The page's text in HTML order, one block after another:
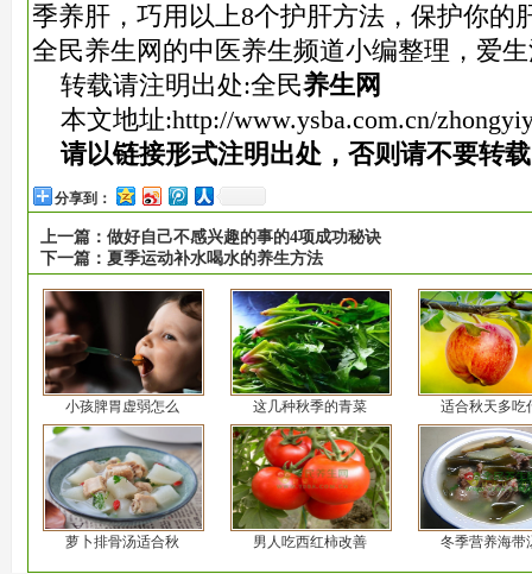
季养肝，巧用以上8个护肝方法，保护你的
全民养生网的中医养生频道小编整理，爱
转载请注明出处:全民养生网
本文地址:http://www.ysba.com.cn/
请以链接形式注明出处，否则请不要转
分享到：
上一篇： 做好自己不感兴趣的事的4项成功秘诀
下一篇： 夏季运动补水喝水的养生方法
小孩脾胃虚弱怎么 这几种秋季的青菜 适合秋天多吃
萝卜排骨汤适合秋 男人吃西红柿改善 冬季营养海带